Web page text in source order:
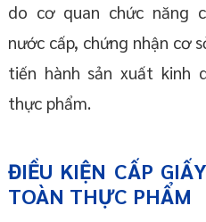
do cơ quan chức năng
nước cấp, chứng nhận cơ
tiến hành sản xuất kinh
thực phẩm.
ĐIỀU KIỆN CẤP
TOÀN THỰC PHẨM